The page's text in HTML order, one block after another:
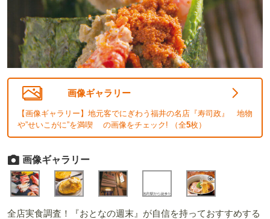
画像ギャラリー
【画像ギャラリー】地元客でにぎわう福井の名店『寿司政』 地物
や”せいこがに”を満喫 の画像をチェック! （全5枚）
画像ギャラリー
全店実食調査！『おとなの週末』が自信を持っておすすめする